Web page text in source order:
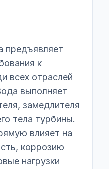
предъявляет
к
всех отраслей
выполняет
замедлителя
тела турбины.
влияет на
коррозию
нагрузки